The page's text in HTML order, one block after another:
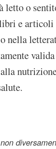
letto o
e
nella